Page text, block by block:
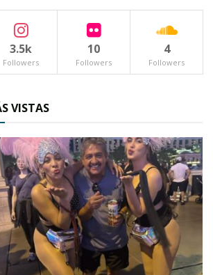
la confianza ciudadana
de seguridad.
3.5k
Followers
10
Followers
4
Followers
VISTAS